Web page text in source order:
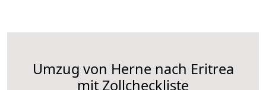
Umzug von Herne nach Eritrea
mit Zollcheckliste